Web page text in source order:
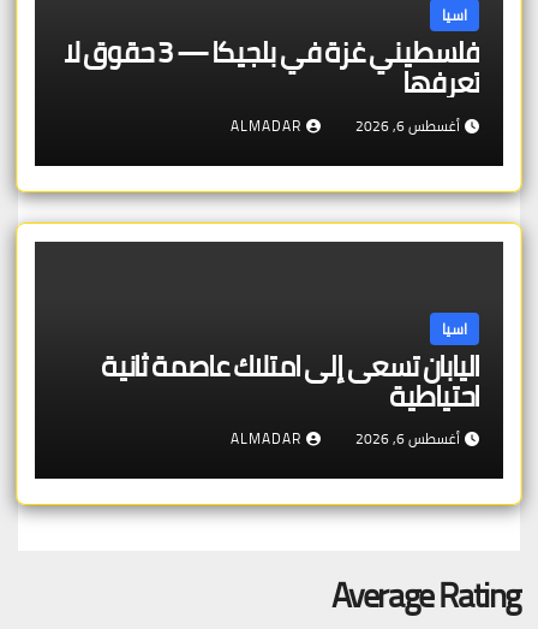
اسيا
فلسطيني غزة في بلجيكا — 3 حقوق لا
تعرفها
أغسطس 6, 2026 ALMADAR
اسيا
اليابان تسعى إلى امتلاك عاصمة ثانية
احتياطية
أغسطس 6, 2026 ALMADAR
Average Rating